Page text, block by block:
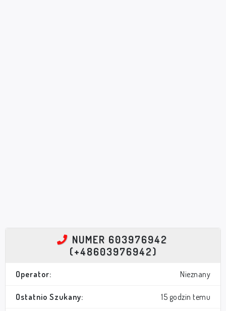
NUMER 603976942
(+48603976942)
Operator: Nieznany
Ostatnio Szukany: 15 godzin temu